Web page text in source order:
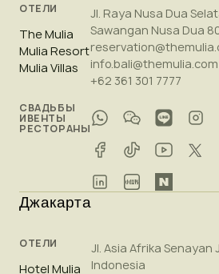
ОТЕЛИ
The Mulia
Mulia Resort
Mulia Villas
СВАДЬБЫ
ИВЕНТЫ
РЕСТОРАНЫ
Jl. Raya Nusa Dua
Sawangan Nusa Dua
info.bali@themulia.com
+62 361 301 7777
Джакарта
ОТЕЛИ
Hotel Mulia
Jl. Asia Afrika Senayan
Indonesia